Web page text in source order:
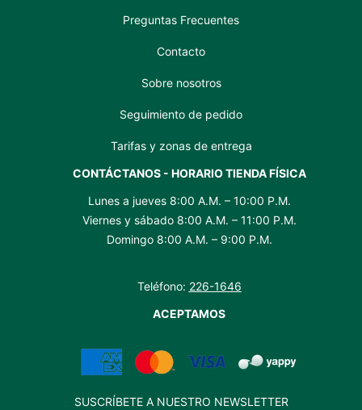
Preguntas Frecuentes
Contacto
Sobre nosotros
Seguimiento de pedido
Tarifas y zonas de entrega
CONTÁCTANOS - HORARIO TIENDA FÍSICA
Lunes a jueves 8:00 A.M. – 10:00 P.M.
Viernes y sábado 8:00 A.M. – 11:00 P.M.
Domingo 8:00 A.M. – 9:00 P.M.
Teléfono: 226-1646
ACEPTAMOS
SUSCRÍBETE A NUESTRO NEWSLETTER